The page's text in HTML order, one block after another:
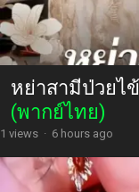
หย่าสามีป่วยไ
(พากย์ไทย)
1 views · 6 hours ago